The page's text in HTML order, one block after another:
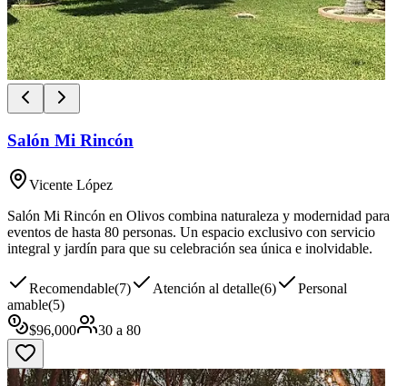
Salón Mi Rincón
Vicente López
Salón Mi Rincón en Olivos combina naturaleza y modernidad para
eventos de hasta 80 personas. Un espacio exclusivo con servicio
integral y jardín para que su celebración sea única e inolvidable.
Recomendable(7) Atención al detalle(6)
Personal
amable(5)
$96,000 30 a 80